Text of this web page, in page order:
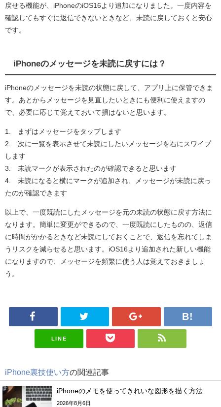
戻せる機能が、iPhoneのiOS16より追加になりました。一度内容を
確認してもすぐに返信できないときなど、未読に戻しておくと安心
です。
iPhoneのメッセージを未読に戻すには？
iPhoneのメッセージを未読の状態に戻して、アプリ上に保管できま
す。あとからメッセージを見直したいときにも便利に使えますの
で、必要に応じて覚えておいて損はないと思います。
1. まずはメッセージをタップします
2. 次に一覧を表示させて未読にしたいメッセージを右にスワイプ
します
3. 未読マークが表示されたのが確認できると思います
4. 未読になると横にマークが追加され、メッセージが未読に戻っ
たのが確認できます
以上で、一度既読にしたメッセージを元の未読の状態に戻す方法に
なります。簡単に変更ができるので、一度既読にしたものの、返信
に時間がかかるときなど未読にしておくことで、返信を忘れてしま
うリスクを減らせると思います。iOS16より追加された新しい機能
になりますので、メッセージを頻繁に使う人は覚えておきましょ
う。
LINE
iPhone裏技使い方の関連記事
iPhoneのメモを使ってきれいな図形を描く方法
2026年8月6日